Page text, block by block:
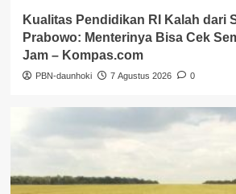
Kualitas Pendidikan RI Kalah dari
Prabowo: Menterinya Bisa Cek
Jam – Kompas.com
PBN-daunhoki 7 Agustus 2026 0